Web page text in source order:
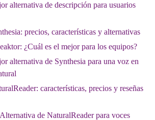
alternativa de descripción para usuarios
precios, características y alternativas
¿Cuál es el mejor para los equipos?
alternativa de Synthesia para una voz en
características, precios y reseñas
de NaturalReader para voces